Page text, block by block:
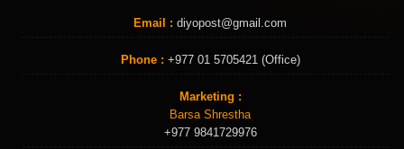
Email : diyopost@gmail.com
Phone : +977 01 5705421 (Office)
Marketing :
Barsa Shrestha
+977 9841729976